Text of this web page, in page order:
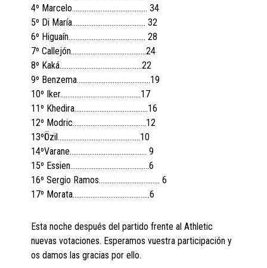
4º Marcelo….…………….…..…………….. 34
5º Di María…………………………….……. 32
6º Higuaín…………………………..……….. 28
7º Callejón…….………………………..……24
8º Kaká……….……………….…………..…22
9º Benzema…………………….….…………19
10º Iker………………………………………17
11º Khedira……………………….……..…..16
12º Modric…………………………………..12
13ºÖzil……………………………………….10
14ºVarane…………….……………………… 9
15º Essien…………….……………………….6
16º Sergio Ramos……………….…………… 6
17º Morata…………………………………….6
Esta noche después del partido frente al Athletic
nuevas votaciones. Esperamos vuestra participación y
os damos las gracias por ello.